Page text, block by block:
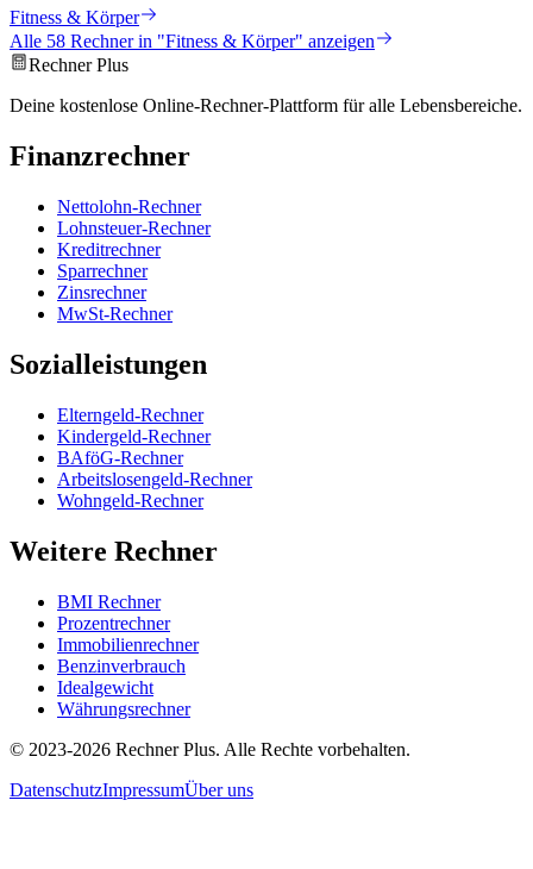
Fitness & Körper
Alle 58 Rechner in "Fitness & Körper" anzeigen
Rechner Plus
Deine kostenlose Online-Rechner-Plattform für alle Lebensbereiche.
Finanzrechner
Nettolohn-Rechner
Lohnsteuer-Rechner
Kreditrechner
Sparrechner
Zinsrechner
MwSt-Rechner
Sozialleistungen
Elterngeld-Rechner
Kindergeld-Rechner
BAföG-Rechner
Arbeitslosengeld-Rechner
Wohngeld-Rechner
Weitere Rechner
BMI Rechner
Prozentrechner
Immobilienrechner
Benzinverbrauch
Idealgewicht
Währungsrechner
© 2023-2026 Rechner Plus. Alle Rechte vorbehalten.
DatenschutzImpressumÜber uns